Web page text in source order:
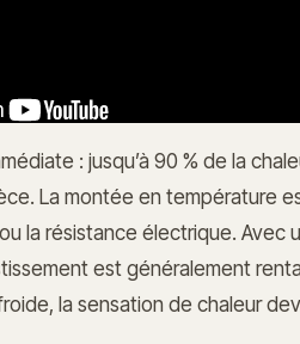
: jusqu’à 90 % de la
La montée en température
la résistance électrique. Avec
est généralement
la sensation de chaleur